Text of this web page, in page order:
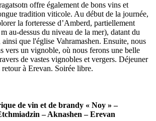
offre également de bons vins et
tradition viticole. Au début de la journée,
la forteresse d’Amberd, partiellement
au-dessus du niveau de la mer), datant du
que l'église Vahramashen. Ensuite, nous
vers un vignoble, où nous ferons une belle
de vastes vignobles et vergers. Déjeuner
à Erevan. Soirée libre.
de vin et de brandy « Noy » –
– Aknashen – Erevan